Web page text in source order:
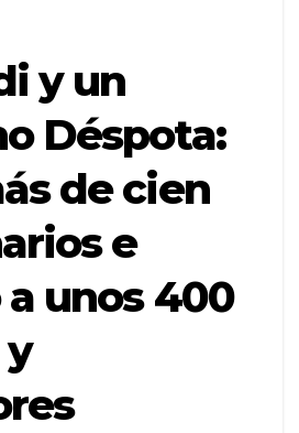
y un
Déspota:
de cien
e
unos 400